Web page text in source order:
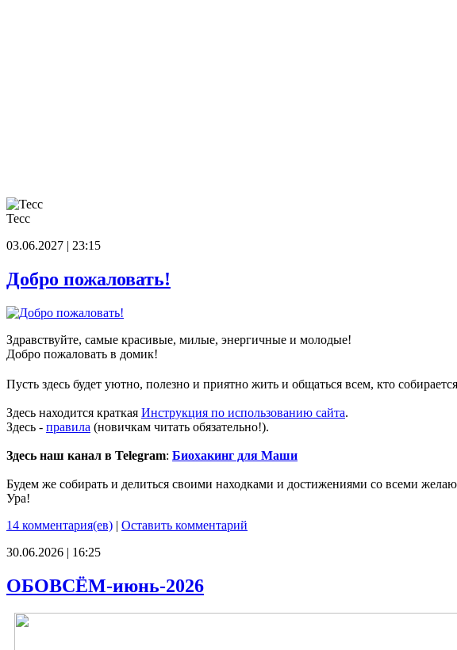
Тесс
03.06.2027 | 23:15
Добро пожаловать!
Здравствуйте, самые красивые, милые, энергичные и молодые!
Добро пожаловать в домик!
Пусть здесь будет уютно, полезно и приятно жить и общаться всем, кто
Здесь находится краткая Инструкция по использованию сайта.
Здесь - правила (новичкам читать обязательно!).
Здесь наш канал в Telegram: Биохакинг для Маши
Будем же собирать и делиться своими находками и достижениями со всеми
Ура!
14 комментария(ев) | Оставить комментарий
30.06.2026 | 16:25
ОБОВСЁМ-июнь-2026